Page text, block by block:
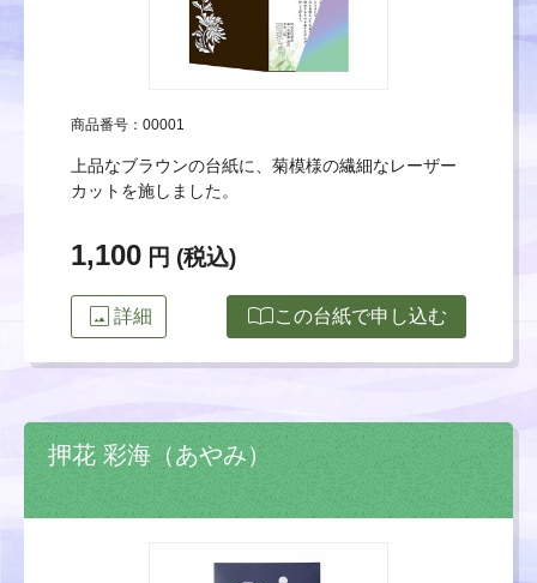
商品番号：00001
上品なブラウンの台紙に、菊模様の繊細なレーザー
カットを施しました。
1,100 円 (税込)
image 詳細 import_contactsこの台紙で申し込む
押花 彩海（あやみ）